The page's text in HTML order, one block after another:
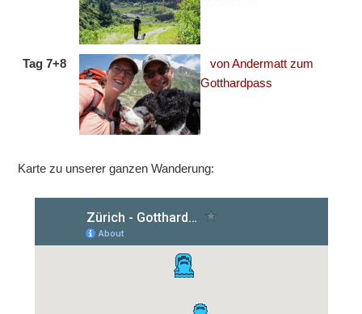
Tag 7+8
von Andermatt zum
Gotthardpass
Karte zu unserer ganzen Wanderung: